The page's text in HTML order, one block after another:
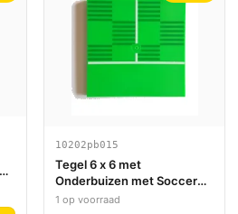
10202pb015
Tegel 6 x 6 met
Onderbuizen met Soccer
(Football) Pitch Halfway
1 op voorraad